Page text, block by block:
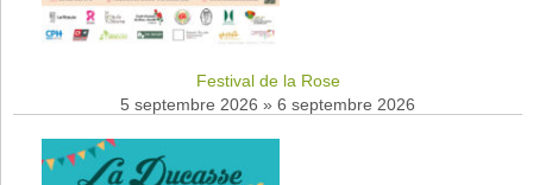
Festival de la Rose
5 septembre 2026 » 6 septembre 2026